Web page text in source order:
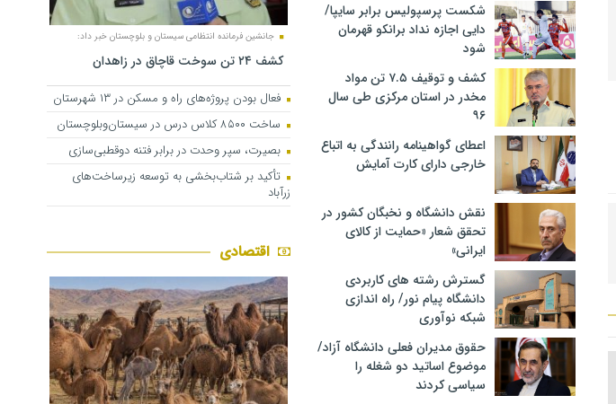
شکست پرسپولیس برابر سایپا/
دایی اجازه نداد برانکو قهرمان
شود
کشف و توقیف ۷.۵ تن مواد
مخدر در استان مرکزی طی سال
۹۶
اعطای گواهینامه رانندگی به اتباع
خارجی دارای کارت آمایش
نقش دانشگاه و نخبگان کشور در
تحقق شعار «حمایت از کالای
ایرانی»
گسترش رشته های کاربردی
دانشگاه پیام نور/ راه اندازی
شبکه نوآوری
حقوق مدیران فعلی دانشگاه آزاد/
موضوع اساتید دو شغله را
سیاسی کردند
جانشین فرمانده انتظامی سیستان و بلوچستان خبر داد:
کشف ۲۴ تن سوخت قاچاق در زاهدان
فعال بودن پروژه‌های راه و مسکن در ۱۳ شهرستان
ساخت ۸۵۰۰ کلاس درس در سیستان‌وبلوچستان
بصیرت، سپر وحدت در برابر فتنه دوقطبی‌سازی
تأکید بر شتاب‌بخشی به توسعه زیرساخت‌های
زرآباد
اقتصادی